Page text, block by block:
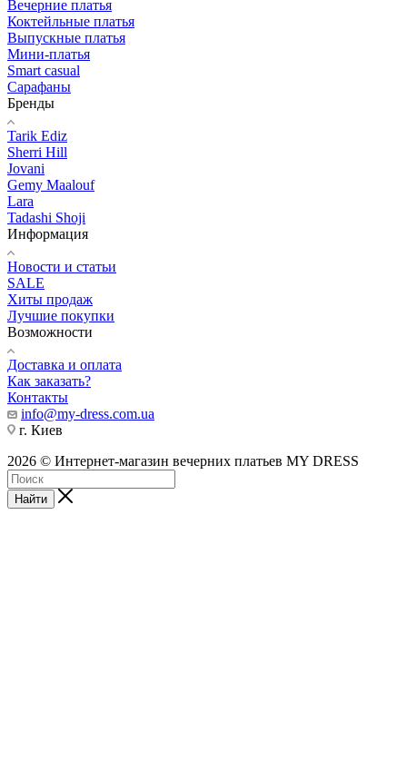
Вечерние платья
Коктейльные платья
Выпускные платья
Мини-платья
Smart casual
Сарафаны
Бренды
Tarik Ediz
Sherri Hill
Jovani
Gemy Maalouf
Lara
Tadashi Shoji
Информация
Новости и статьи
SALE
Хиты продаж
Лучшие покупки
Возможности
Доставка и оплата
Как заказать?
Контакты
info@my-dress.com.ua
г. Киев
2026 © Интернет-магазин вечерних платьев MY DRESS
Найти